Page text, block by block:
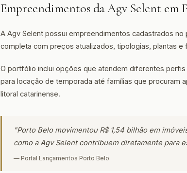
Empreendimentos da Agv Selent em
A Agv Selent possui empreendimentos cadastrados
completa com preços atualizados, tipologias, plantas e
O portfólio inclui opções que atendem diferentes
para locação de temporada até famílias que procuram
litoral catarinense.
"Porto Belo movimentou R$ 1,54 bilhão em
como a Agv Selent contribuem diretamente para
— Portal Lançamentos Porto Belo